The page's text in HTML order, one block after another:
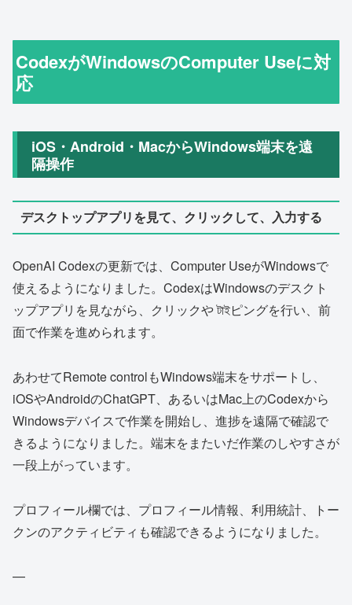
CodexがWindowsのComputer Useに対
応
iOS・Android・MacからWindows端末を遠
隔操作
デスクトップアプリを見て、クリックして、入力する
OpenAI Codexの更新では、Computer UseがWindowsで
使えるようになりました。CodexはWindowsのデスクト
ップアプリを見ながら、クリックや টাইピングを行い、前
面で作業を進められます。
あわせてRemote controlもWindows端末をサポートし、
iOSやAndroidのChatGPT、あるいはMac上のCodexから
Windowsデバイスで作業を開始し、進捗を遠隔で確認で
きるようになりました。端末をまたいだ作業のしやすさが
一段上がっています。
プロフィール欄では、プロフィール情報、利用統計、トー
クンのアクティビティも確認できるようになりました。
—